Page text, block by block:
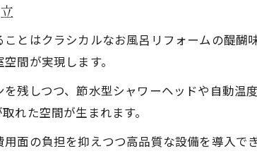
ムなら安心の地元サポート
ォームは地元工務店のサポートで安心
工務店選びでお風呂リフォームも安心
お風呂リフォームで迅速な対応を実現
トでクラシカルお風呂リフォームも万全
ォームはアフターケアも重視した地元業者で
とはクラシカルなお風呂リフォームの醍醐
間が実現します。
残しつつ、節水型シャワーヘッドや自動温
れた空間が生まれます。
面の負担を抑えつつ高品質な設備を導入で